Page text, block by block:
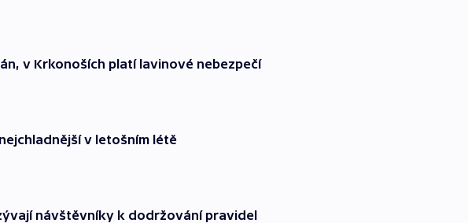
v Krkonoších platí lavinové nebezpečí
v letošním létě
návštěvníky k dodržování pravidel